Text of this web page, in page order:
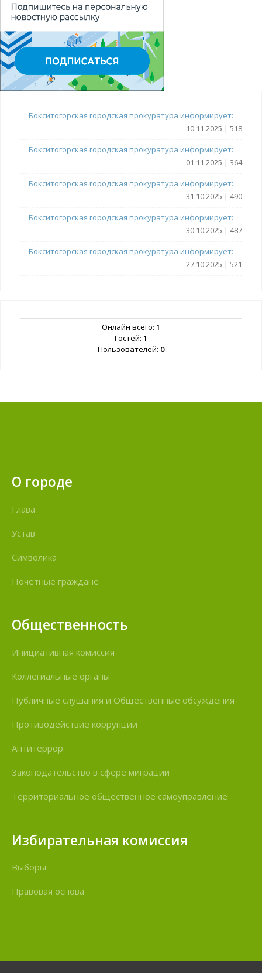
Бокситогорская городская прокуратура информирует:
10.11.2025 | 518
Бокситогорская городская прокуратура информирует:
01.11.2025 | 364
Бокситогорская городская прокуратура информирует:
31.10.2025 | 490
Бокситогорская городская прокуратура информирует:
30.10.2025 | 487
Бокситогорская городская прокуратура информирует:
27.10.2025 | 521
Онлайн всего: 1
Гостей: 1
Пользователей: 0
О городе
Глава
Устав
Символика
Почетные граждане
Общественность
Инициативная комиссия
Коллегиальные органы
Публичные слушания и Общественные обсуждения
Противодействие коррупции
Антитеррор
Законодательство в сфере миграции
Территориальное общественное самоуправление
Избирательная комиссия
Выборы
Правовая основа